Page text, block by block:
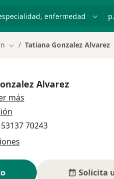
Cambiar de ciudad
Tatiana Gonzalez Alvarez
Alvarez
más
70243
Solicita